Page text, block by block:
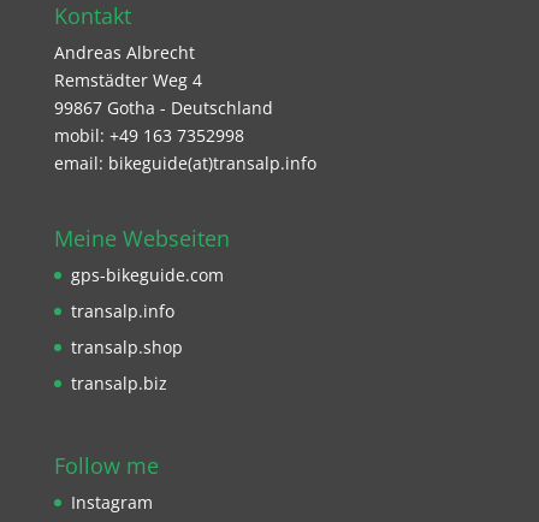
Kontakt
Andreas Albrecht
Remstädter Weg 4
99867 Gotha - Deutschland
mobil: +49 163 7352998
email: bikeguide(at)transalp.info
Meine Webseiten
gps-bikeguide.com
transalp.info
transalp.shop
transalp.biz
Follow me
Instagram